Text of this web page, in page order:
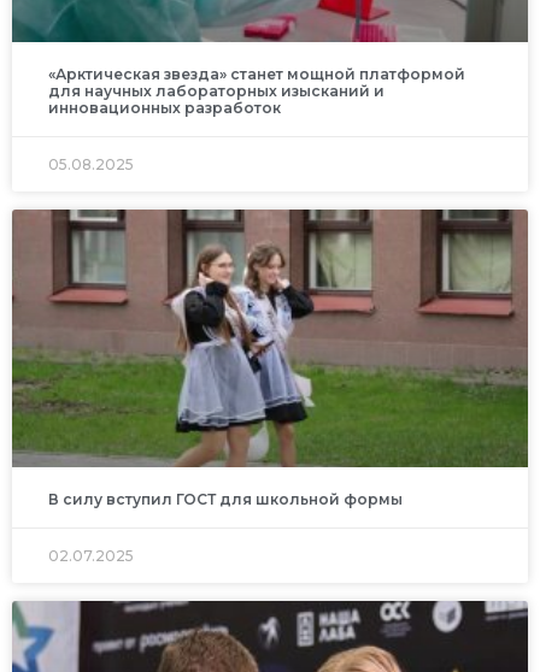
«Арктическая звезда» станет мощной платформой
для научных лабораторных изысканий и
инновационных разработок
05.08.2025
В силу вступил ГОСТ для школьной формы
02.07.2025